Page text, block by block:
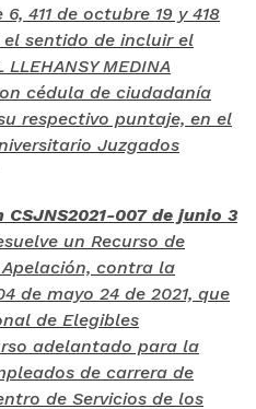
411 de octubre 19 y 418
el sentido de incluir el
MEDINA
cédula de ciudadanía
respectivo puntaje, en el
Juzgados
CSJNS2021-007 de junio 3
un Recurso de
contra la
de mayo 24 de 2021, que
de Elegibles
adelantado para la
de carrera de
de Servicios de los